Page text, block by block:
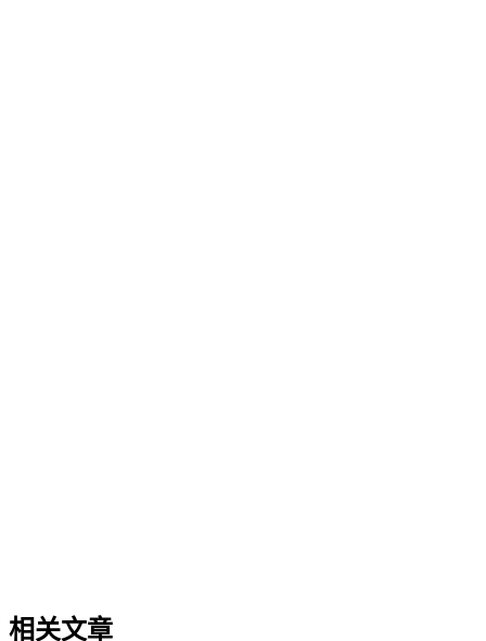
相关文章